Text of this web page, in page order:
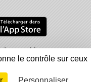
cookies
contenu inapproprié
le contrôle sur ceux
Personnaliser